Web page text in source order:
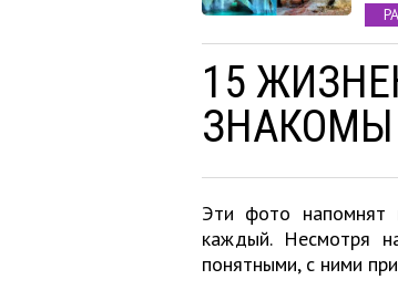
15
Эти фото напомнят
каждый. Несмотря
понятными, с ними